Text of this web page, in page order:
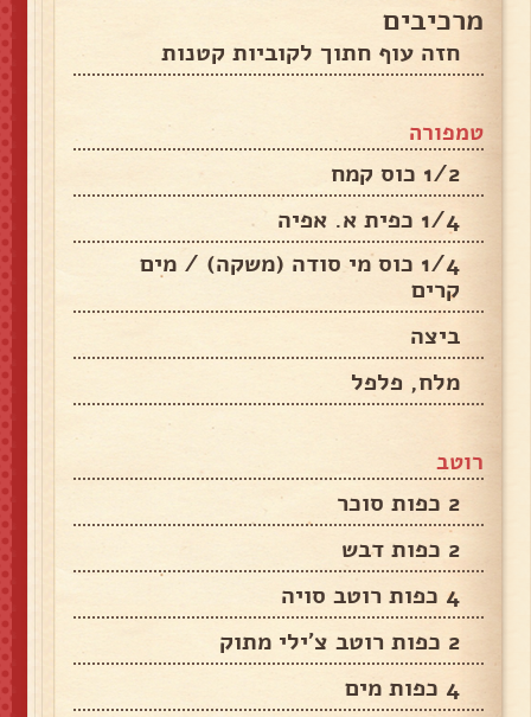
מרכיבים
חזה עוף חתוך לקוביות קטנות
טמפורה
1/2 כוס קמח
1/4 כפית א. אפיה
1/4 כוס מי סודה (משקה) / מים
קרים
ביצה
מלח, פלפל
רוטב
2 כפות סוכר
2 כפות דבש
4 כפות רוטב סויה
2 כפות רוטב צ'ילי מתוק
4 כפות מים